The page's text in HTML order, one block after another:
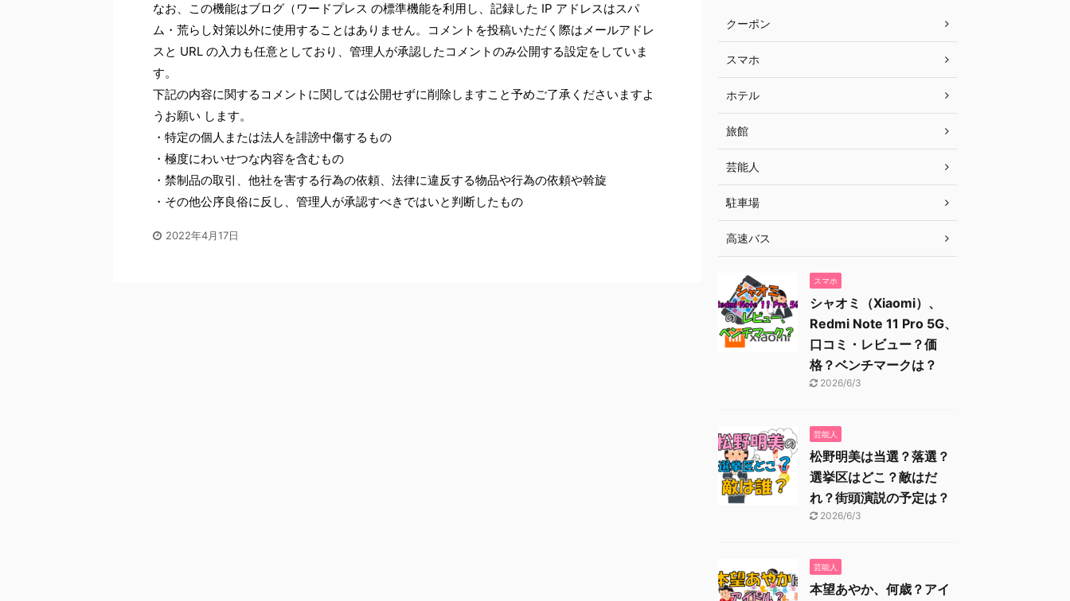
なお、この機能はブログ（ワードプレス の標準機能を利用し、記録した IP アドレスはスパ
ム・荒らし対策以外に使用することはありません。コメントを投稿いただく際はメールアドレ
スと URL の入力も任意としており、管理人が承認したコメントのみ公開する設定をしていま
す。
下記の内容に関するコメントに関しては公開せずに削除しますこと予めご了承くださいますよ
うお願い します。
・特定の個人または法人を誹謗中傷するもの
・極度にわいせつな内容を含むもの
・禁制品の取引、他社を害する行為の依頼、法律に違反する物品や行為の依頼や斡旋
・その他公序良俗に反し、管理人が承認すべきではいと判断したもの
2022年4月17日
クーポン
スマホ
ホテル
旅館
芸能人
駐車場
高速バス
スマホ
シャオミ（Xiaomi）、
Redmi Note 11 Pro 5G、
口コミ・レビュー？価
格？ベンチマークは？
2026/6/3
芸能人
松野明美は当選？落選？
選挙区はどこ？敵はだ
れ？街頭演説の予定は？
2026/6/3
芸能人
本望あやか、何歳？アイ